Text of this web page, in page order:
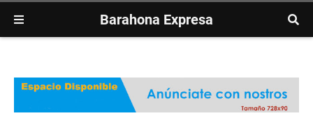
Barahona Expresa